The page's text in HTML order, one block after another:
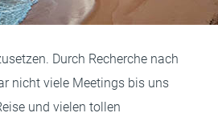
Durch Recherche nach
nicht viele Meetings bis uns
und vielen tollen